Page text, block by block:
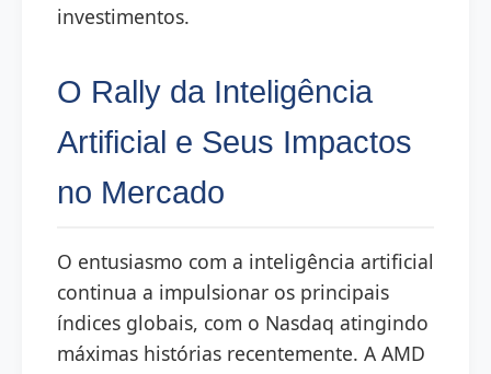
investimentos.
O Rally da Inteligência
Artificial e Seus Impactos
no Mercado
O entusiasmo com a inteligência artificial
continua a impulsionar os principais
índices globais, com o Nasdaq atingindo
máximas histórias recentemente. A AMD